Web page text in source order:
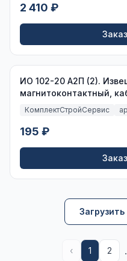
2 410 ₽
ИО 102-20 А2П (2).
магнитоконтактный,
рукаве
КомплектСтройСервис
195 ₽
‹ 1 2